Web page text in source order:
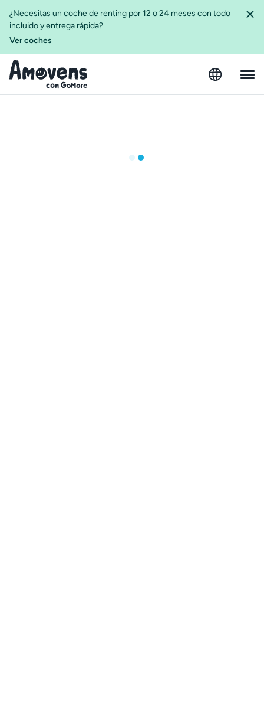
¿Necesitas un coche de renting por 12 o 24 meses con todo
incluido y entrega rápida?
Ver coches